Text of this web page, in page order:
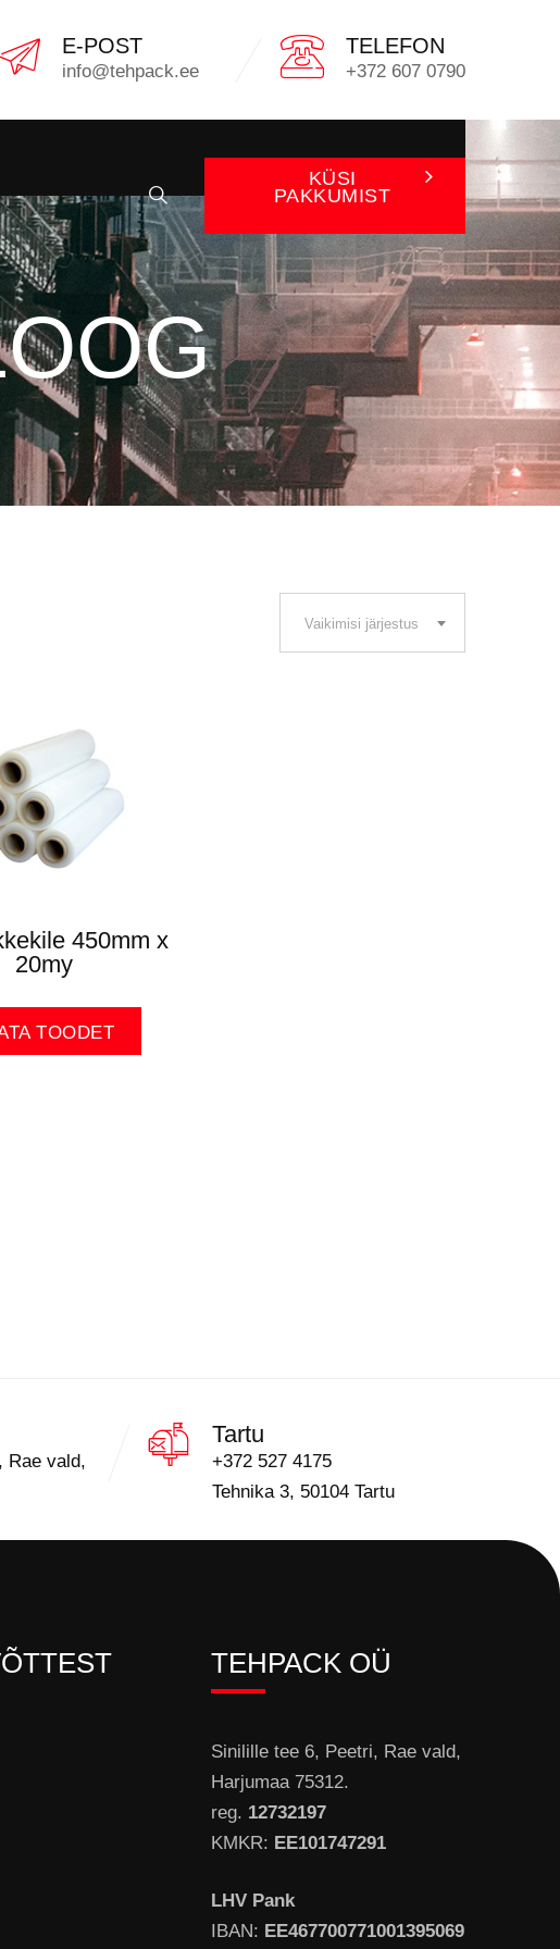
E-POST
info@tehpack.ee
TELEFON
+372 607 0790
KÜSI
PAKKUMIST
Vaikimisi järjestus
450mm x
20my
TOODET
Rae vald,
Tartu
+372 527 4175
Tehnika 3, 50104 Tartu
TEHPACK OÜ
Sinilille tee 6, Peetri, Rae vald,
Harjumaa 75312.
reg. 12732197
KMKR: EE101747291
LHV Pank
IBAN: EE467700771001395069